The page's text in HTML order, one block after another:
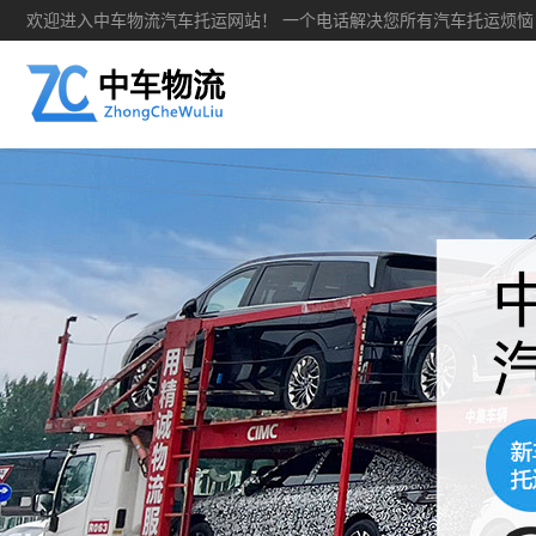
欢迎进入中车物流汽车托运网站！ 一个电话解决您所有汽车托运烦